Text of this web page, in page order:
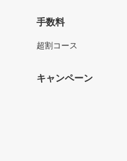
手数料
超割コース
キャンペーン